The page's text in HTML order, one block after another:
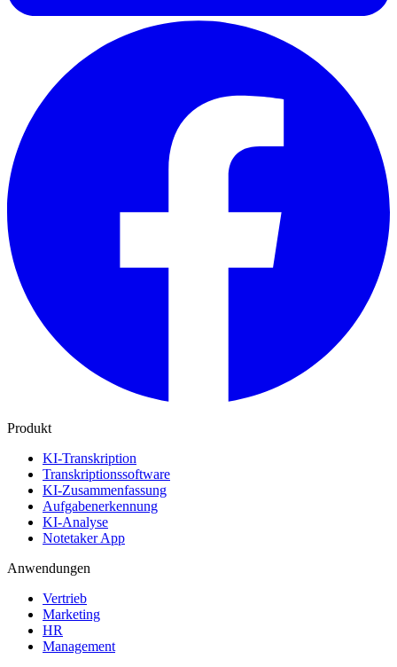
Produkt
KI-Transkription
Transkriptionssoftware
KI-Zusammenfassung
Aufgabenerkennung
KI-Analyse
Notetaker App
Anwendungen
Vertrieb
Marketing
HR
Management